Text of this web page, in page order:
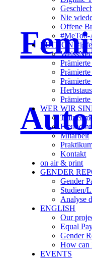
Nie
Offene
#MeToo-
EDITION
WER WIR
Mitarbeit
Kontakt
on air & print
GENDER
Gender
Studien/
Analyse
ENGLISH
Our
Equal
Gender
How can
EVENTS